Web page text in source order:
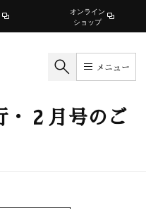
オンライン
ショップ
メニュー
・ 2 月号のご